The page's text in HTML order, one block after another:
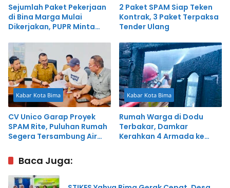
Sejumlah Paket Pekerjaan
di Bina Marga Mulai
Dikerjakan, PUPR Minta
Teknis
2 Paket SPAM Siap Teken
Kontrak, 3 Paket Terpaksa
Tender Ulang
Kabar Kota Bima
CV Unico Garap Proyek
SPAM Rite, Puluhan Rumah
Segera Tersambung Air
Kabar Kota Bima
Rumah Warga di Dodu
Terbakar, Damkar
Kerahkan 4 Armada ke
Baca Juga: